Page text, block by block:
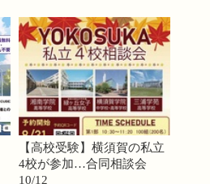
【高校受験】横須賀の私立
4校が参加…合同相談会
10/12